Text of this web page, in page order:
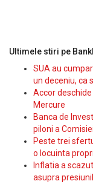
Ultimele stiri pe
SUA au
un deceniu, ca
Accor
Mercure
Banca de
piloni a
Peste trei
o locuinta
Inflatia a
asupra